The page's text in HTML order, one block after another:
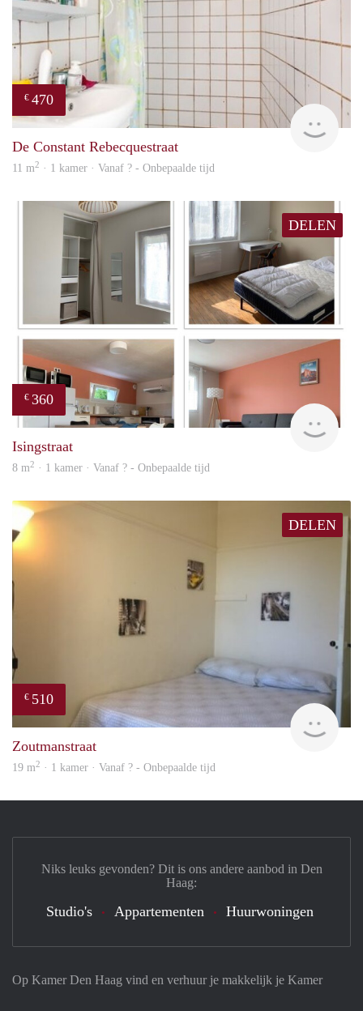
€ 470
De Constant Rebecquestraat
11 m2 · 1 kamer · Vanaf ? - Onbepaalde tijd
DELEN
€ 360
Isingstraat
8 m2 · 1 kamer · Vanaf ? - Onbepaalde tijd
DELEN
€ 510
Zoutmanstraat
19 m2 · 1 kamer · Vanaf ? - Onbepaalde tijd
Op Kamer Den Haag vind en verhuur je makkelijk je Kamer
Niks leuks gevonden? Dit is ons andere aanbod in Den
Haag:
Studio's Appartementen Huurwoningen